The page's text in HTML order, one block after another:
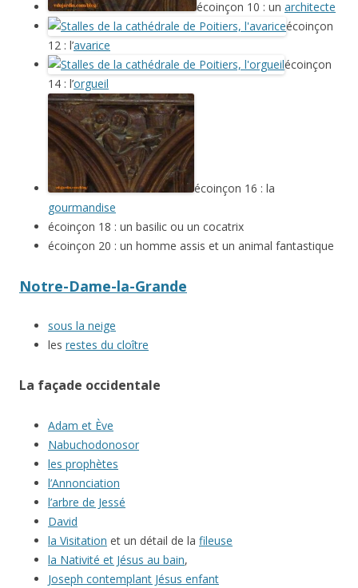
écoinçon 10 : un architecte
écoinçon
12 : l’avarice
écoinçon
14 : l’orgueil
écoinçon 16 : la
gourmandise
écoinçon 18 : un basilic ou un cocatrix
écoinçon 20 : un homme assis et un animal fantastique
Notre-Dame-la-Grande
sous la neige
les restes du cloître
La façade occidentale
Adam et Ève
Nabuchodonosor
les prophètes
l’Annonciation
l’arbre de Jessé
David
la Visitation et un détail de la fileuse
la Nativité et Jésus au bain,
Joseph contemplant Jésus enfant